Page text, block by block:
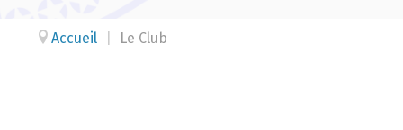
Accueil Le Club